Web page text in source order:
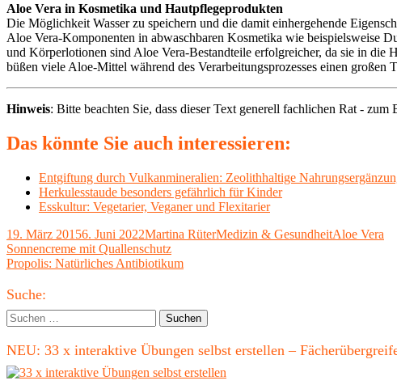
Aloe Vera in Kosmetika und Hautpflegeprodukten
Die Möglichkeit Wasser zu speichern und die damit einhergehende
Aloe Vera-Komponenten in abwaschbaren Kosmetika wie beispielsweise
und Körperlotionen sind Aloe Vera-Bestandteile erfolgreicher, da sie in die
büßen viele Aloe-Mittel während des Verarbeitungsprozesses einen großen
Hinweis: Bitte beachten Sie, dass dieser Text generell fachlichen Rat -
Das könnte Sie auch interessieren:
Entgiftung durch Vulkanmineralien: Zeolithhaltige
Herkulesstaude besonders gefährlich für Kinder
Esskultur: Vegetarier, Veganer und Flexitarier
Veröffentlicht
am
19. März 20156. Juni 2022Autor
Martina RüterKategorien
Medizin & GesundheitSchlagwörter
Aloe Vera
Beitragsnavigation
Vorheriger
Beitrag:
Sonnencreme mit Quallenschutz
Nächster
Propolis: Natürliches Antibiotikum
Haupt-
Seitenleiste
Suche:
Suchen
nach:
NEU: 33 x interaktive Übungen selbst erstellen –